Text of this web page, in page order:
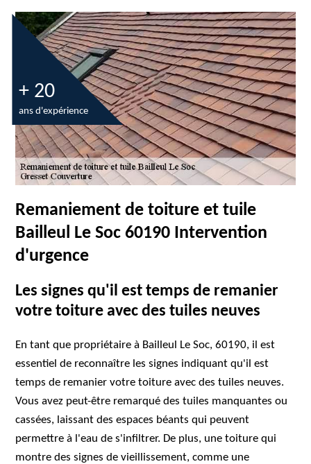
+ 20
ans d'expérience
Remaniement de toiture et tuile
Bailleul Le Soc 60190 Intervention
d'urgence
Les signes qu'il est temps de remanier
votre toiture avec des tuiles neuves
En tant que propriétaire à Bailleul Le Soc, 60190, il est
essentiel de reconnaître les signes indiquant qu'il est
temps de remanier votre toiture avec des tuiles neuves.
Vous avez peut-être remarqué des tuiles manquantes ou
cassées, laissant des espaces béants qui peuvent
permettre à l'eau de s'infiltrer. De plus, une toiture qui
montre des signes de vieillissement, comme une